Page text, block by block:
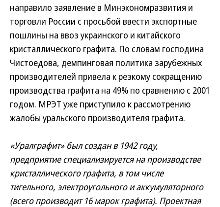
направило заявление в Минэкономразвития и
торговли России с просьбой ввести экспортные
пошлины на ввоз украинского и китайского
кристаллического графита. По словам господина
Чистоедова, демпинговая политика зарубежных
производителей привела к резкому сокращению
производства графита на 49% по сравнению с 2001
годом. МРЭТ уже приступило к рассмотрению
жалобы уральского производителя графита.
«Уралграфит» был создан в 1942 году,
предприятие специализируется на производстве
кристаллического графита, в том числе
тигельного, электроугольного и аккумуляторного
(всего производит 16 марок графита). Проектная